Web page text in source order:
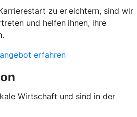
zu erleichtern, sind wir
und helfen ihnen, ihre
erfahren
Wirtschaft und sind in der